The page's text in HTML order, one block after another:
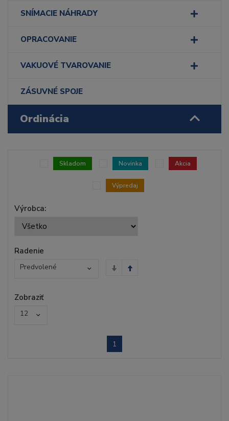
SNÍMACIE NÁHRADY
OPRACOVANIE
VAKUOVÉ TVAROVANIE
ZÁSUVNÉ SPOJE
Ordinácia
Výrobca:
Skladom Novinka Akcia
Výpredaj
Radenie
Predvolené
Zobraziť
12
1